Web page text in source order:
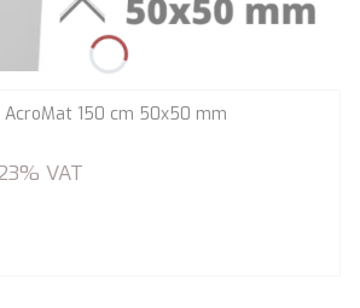
AcroMat 150 cm 50x50 mm
VAT